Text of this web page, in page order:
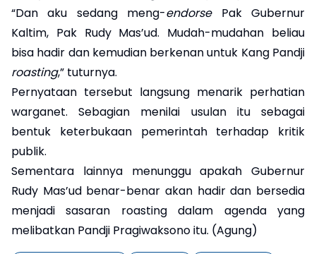
“Dan aku sedang meng-endorsePak Gubernur
Kaltim, Pak Rudy Mas’ud. Mudah-mudahan beliau
bisa hadir dan kemudian berkenan untuk Kang Pandji
roasting,” tuturnya.
Pernyataan tersebut langsung menarik perhatian
warganet. Sebagian menilai usulan itu sebagai
bentuk keterbukaan pemerintah terhadap kritik
publik.
Sementara lainnya menunggu apakah Gubernur
Rudy Mas’ud benar-benar akan hadir dan bersedia
menjadi sasaran roasting dalam agenda yang
melibatkan Pandji Pragiwaksono itu. (Agung)